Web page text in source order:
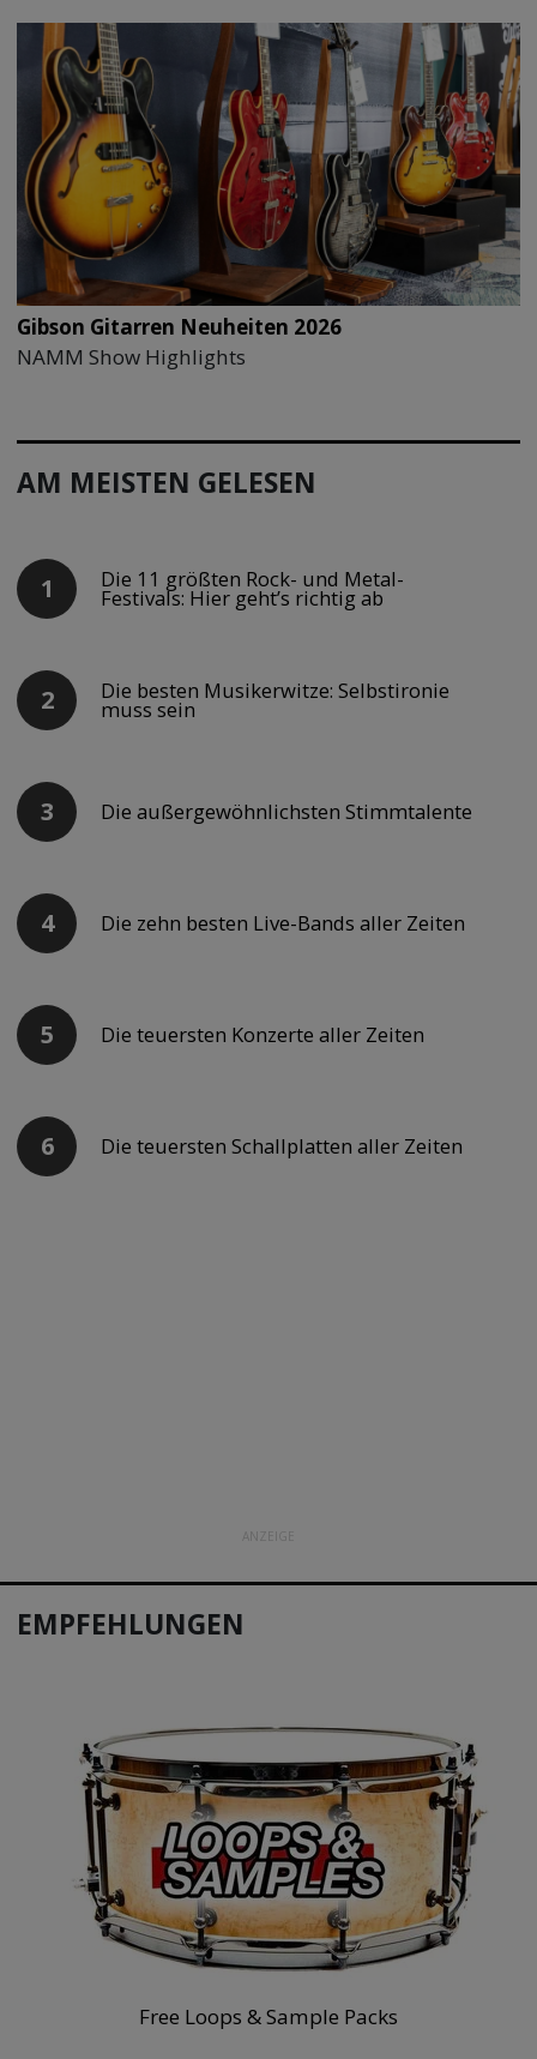
Gibson Gitarren Neuheiten 2026
NAMM Show Highlights
AM MEISTEN GELESEN
Die 11 größten Rock- und Metal-
Festivals: Hier geht’s richtig ab
Die besten Musikerwitze: Selbstironie
muss sein
Die außergewöhnlichsten Stimmtalente
Die zehn besten Live-Bands aller Zeiten
Die teuersten Konzerte aller Zeiten
Die teuersten Schallplatten aller Zeiten
ANZEIGE
EMPFEHLUNGEN
Free Loops & Sample Packs